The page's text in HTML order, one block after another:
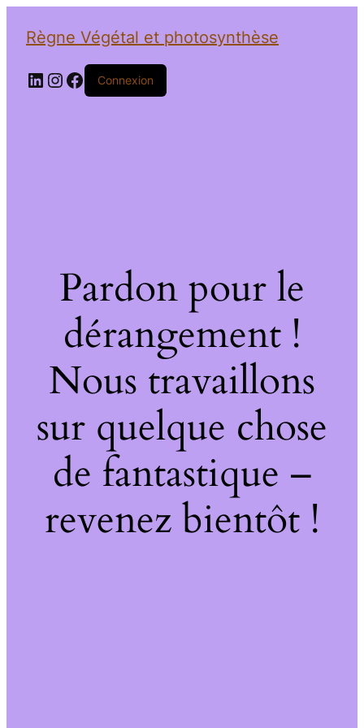
Règne Végétal et photosynthèse
LinkedIn
Instagram
Facebook
Connexion
Pardon pour le
dérangement !
Nous travaillons
sur quelque chose
de fantastique –
revenez bientôt !